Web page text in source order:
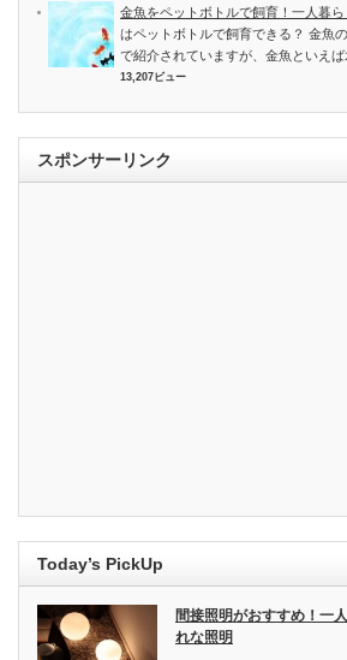
金魚をペットボトルで飼育！一人暮ら
はペットボトルで飼育できる？ 金魚
で紹介されていますが、金魚といえば
13,207ビュー
スポンサーリンク
Today’s PickUp
間接照明がおすすめ！一
れな照明